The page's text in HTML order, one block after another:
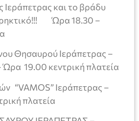
Ιεράπετρας και το βράδυ
Ώρα 18.30 –
Θησαυρού Ιεράπετρας –
19.00 κεντρική πλατεία
“VAMOS” Ιεράπετρας –
πλατεία